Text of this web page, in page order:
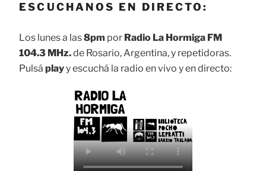
ESCUCHANOS EN DIRECTO:
Los lunes a las8pm por Radio La Hormiga FM
104.3 MHz.de Rosario, Argentina, y repetidoras.
Pulsá playy escuchá la radio en vivo y en directo: